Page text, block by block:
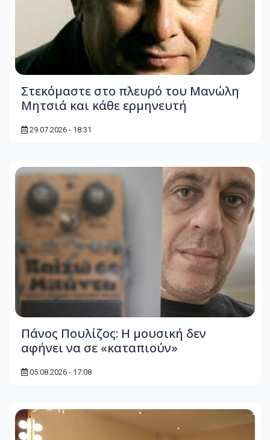
Στεκόμαστε στο πλευρό του Μανώλη
Μητσιά και κάθε ερμηνευτή
29.07.2026 - 18:31
Πάνος Πουλίζος: Η μουσική δεν
αφήνει να σε «καταπιούν»
05.08.2026 - 17:08